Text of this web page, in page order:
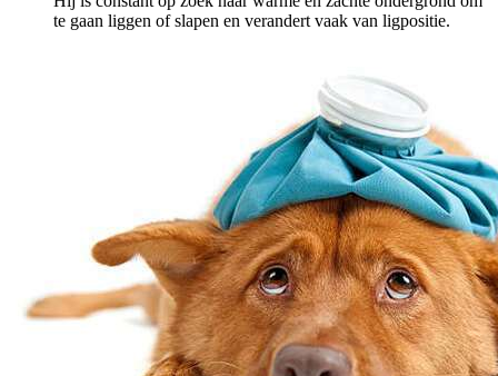
te gaan liggen of slapen en verandert vaak van ligpositie.